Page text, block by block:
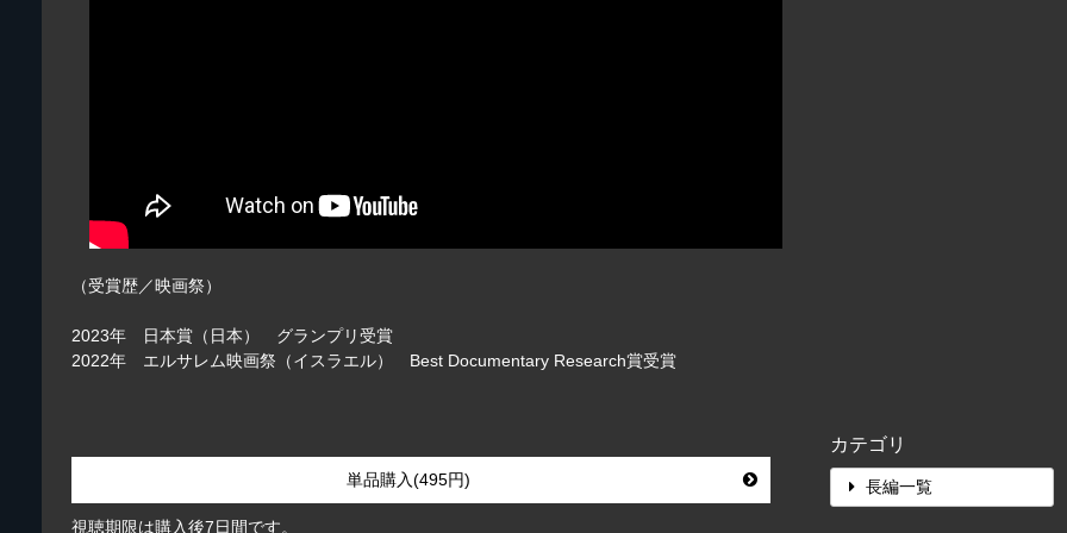
（受賞歴／映画祭）
2023年 日本賞（日本） グランプリ受賞
2022年 エルサレム映画祭（イスラエル） Best Documentary Research賞受賞
単品購入(495円)
視聴期限は購入後7日間です。
カテゴリ
長編一覧